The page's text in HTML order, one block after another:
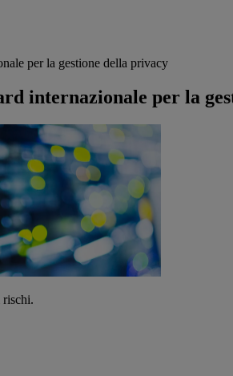
per la gestione della privacy
internazionale per la
rischi.